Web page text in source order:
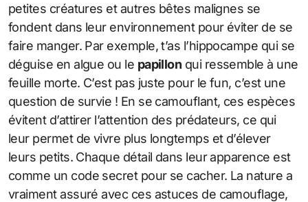
petites créatures et autres bêtes malignes se
fondent dans leur environnement pour éviter de se
faire manger. Par exemple, t’as l’hippocampe qui se
déguise en algue ou le papillon qui ressemble à une
feuille morte. C’est pas juste pour le fun, c’est une
question de survie ! En se camouflant, ces espèces
évitent d’attirer l’attention des prédateurs, ce qui
leur permet de vivre plus longtemps et d’élever
leurs petits. Chaque détail dans leur apparence est
comme un code secret pour se cacher. La nature a
vraiment assuré avec ces astuces de camouflage,